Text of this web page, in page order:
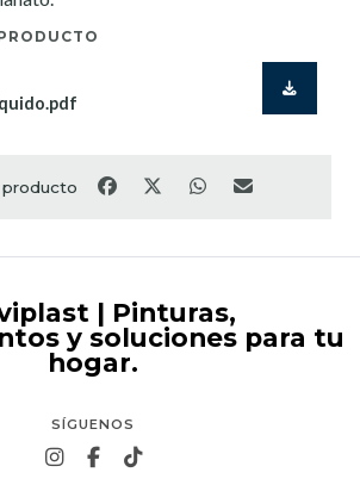
| Pinturas,
y soluciones para tu
hogar.
SÍGUENOS